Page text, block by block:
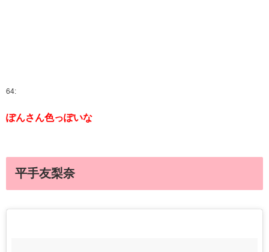
64:
ぽんさん色っぽいな
平手友梨奈